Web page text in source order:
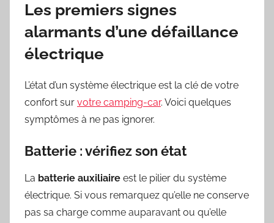
Les premiers signes
alarmants d’une défaillance
électrique
L’état d’un système électrique est la clé de votre
confort sur votre camping-car. Voici quelques
symptômes à ne pas ignorer.
Batterie : vérifiez son état
La batterie auxiliaire est le pilier du système
électrique. Si vous remarquez qu’elle ne conserve
pas sa charge comme auparavant ou qu’elle